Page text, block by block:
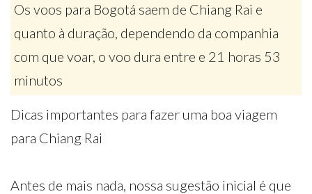
Os voos para Bogotá saem de Chiang Rai e
quanto à duração, dependendo da companhia
com que voar, o voo dura entre e 21 horas 53
minutos
Dicas importantes para fazer uma boa viagem
para Chiang Rai
Antes de mais nada, nossa sugestão inicial é que